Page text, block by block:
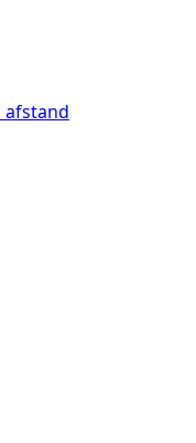
afstand